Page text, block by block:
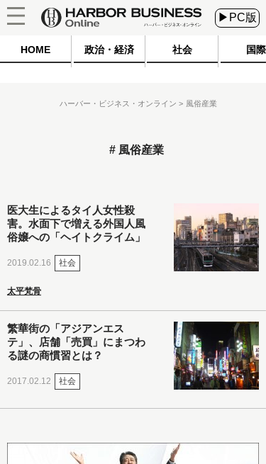
▶PC版
HOME 政治・経済 社会 国際
ハーバー・ビジネス・オンライン 風俗産業
風俗産業
医大生によるタイ人女性殺
害。水面下で増える外国人風
俗嬢への「ヘイトクライム」
2019.02.16 社会
太平梵骨
繁華街の「アジアンエス
テ」、店舗「売買」にまつわ
る謎の商慣習とは？
2017.02.12 社会